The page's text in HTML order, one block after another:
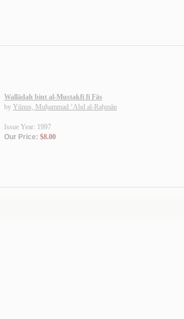
Wallādah bint al-Mustakfī fī Fās
by Yūnus, Muḥammad ‘Abd al-Raḥmān
Issue Year: 1997
Our Price: $8.00